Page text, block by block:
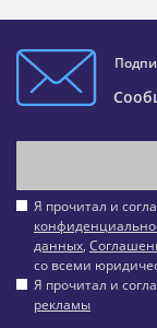
Я прочитал и
данных,
со всеми
Я прочитал и
рекламы